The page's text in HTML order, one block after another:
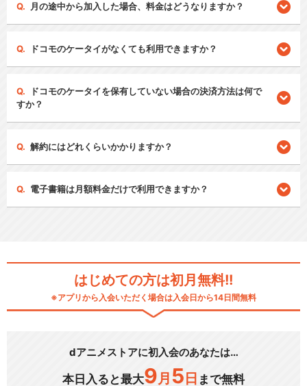
月の途中から加入した場合、料金はどうなりますか？
ドコモのケータイがなくても利用できますか？
ドコモのケータイを保有していない場合の決済方法は何で
すか？
解約にはどれくらいかかりますか？
電子書籍は月額料金だけで利用できますか？
はじめての方は初月無料!!
※アプリから入会いただく場合は入会日から14日間無料
dアニメストアに初入会のあなたは…
本日入ると最大9 月 5 日 まで無料